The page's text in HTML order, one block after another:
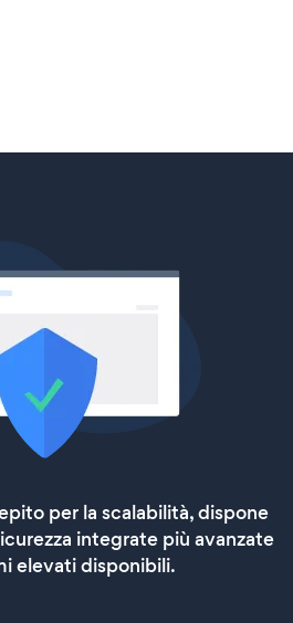
per la scalabilità, dispone
integrate più avanzate
elevati disponibili.